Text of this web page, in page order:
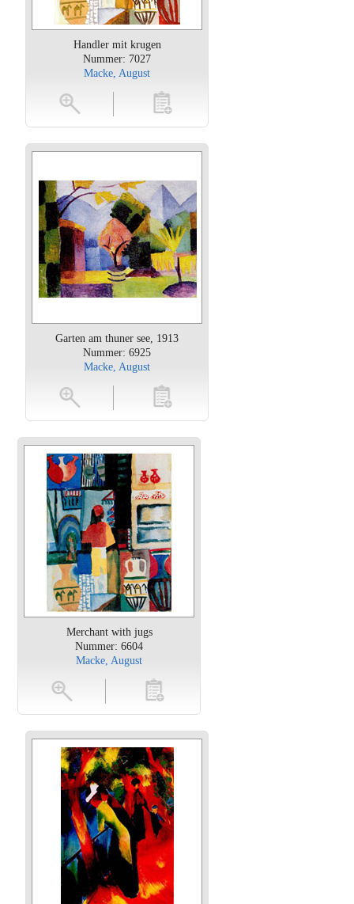
Handler mit krugen
Nummer: 7027
Macke, August
toevoegen
Garten am thuner see, 1913
Nummer: 6925
Macke, August
toevoegen
Merchant with jugs
Nummer: 6604
Macke, August
toevoegen